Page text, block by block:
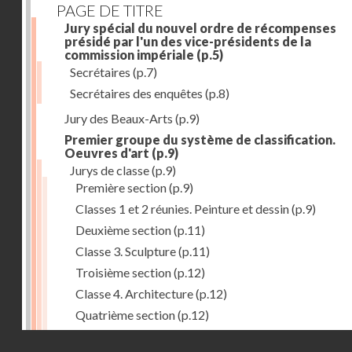
PAGE DE TITRE
Jury spécial du nouvel ordre de récompenses
présidé par l'un des vice-présidents de la
commission impériale (p.5)
Secrétaires (p.7)
Secrétaires des enquêtes (p.8)
Jury des Beaux-Arts (p.9)
Premier groupe du système de classification.
Oeuvres d'art (p.9)
Jurys de classe(p.9)
Première section(p.9)
Classes 1 et 2 réunies. Peinture et dessin(p.9)
Deuxième section(p.11)
Classe 3. Sculpture(p.11)
Troisième section(p.12)
Classe 4. Architecture(p.12)
Quatrième section(p.12)